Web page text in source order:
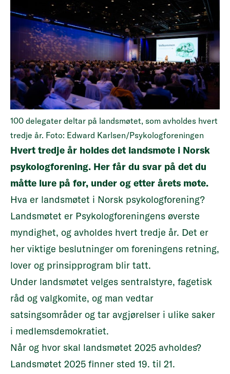
100 delegater deltar på landsmøtet, som avholdes hvert
tredje år. Foto: Edward Karlsen/Psykologforeningen
Hvert tredje år holdes det landsmøte i Norsk
psykologforening. Her får du svar på det du
måtte lure på før, under og etter årets møte.
Hva er landsmøtet i Norsk psykologforening?
Landsmøtet er Psykologforeningens øverste
myndighet, og avholdes hvert tredje år. Det er
her viktige beslutninger om foreningens retning,
lover og prinsipprogram blir tatt.
Under landsmøtet velges sentralstyre, fagetisk
råd og valgkomite, og man vedtar
satsingsområder og tar avgjørelser i ulike saker
i medlemsdemokratiet.
Når og hvor skal landsmøtet 2025 avholdes?
Landsmøtet 2025 finner sted 19. til 21.